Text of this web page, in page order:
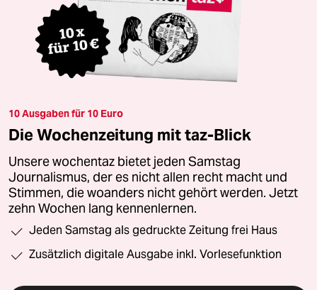
10 Ausgaben für 10 Euro
Die Wochenzeitung mit taz-Blick
Unsere wochentaz bietet jeden Samstag
Journalismus, der es nicht allen recht macht und
Stimmen, die woanders nicht gehört werden. Jetzt
zehn Wochen lang kennenlernen.
Jeden Samstag als gedruckte Zeitung frei Haus
Zusätzlich digitale Ausgabe inkl. Vorlesefunktion